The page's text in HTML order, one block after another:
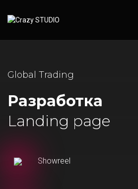
Global Trading
Разработка
Landing page
Showreel